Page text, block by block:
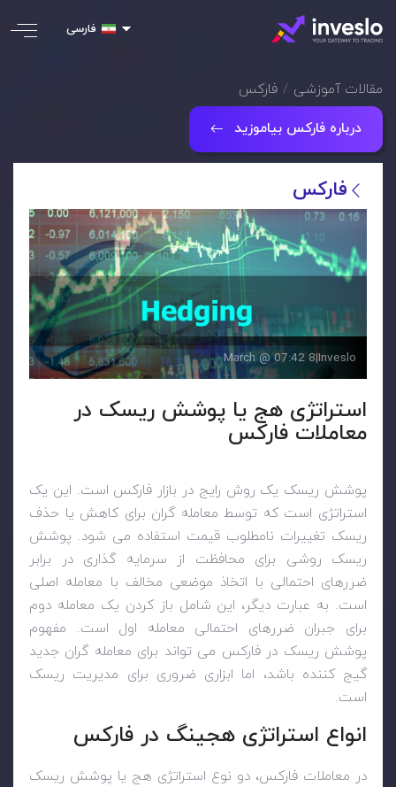
فارسی
مقالات آموزشی فارکس
درباره فارکس بیاموزید
فارکس
Inveslo
|
8 March @ 07:42
استراتژی هج یا پوشش ریسک در
معاملات فارکس
پوشش ریسک یک روش رایج در بازار فارکس است. این یک
استراتژی است که توسط معامله گران برای کاهش یا حذف
ریسک تغییرات نامطلوب قیمت استفاده می شود. پوشش
ریسک روشی برای محافظت از سرمایه گذاری در برابر
ضررهای احتمالی با اتخاذ موضعی مخالف با معامله اصلی
است. به عبارت دیگر، این شامل باز کردن یک معامله دوم
برای جبران ضررهای احتمالی معامله اول است. مفهوم
پوشش ریسک در فارکس می تواند برای معامله گران جدید
گیج کننده باشد، اما ابزاری ضروری برای مدیریت ریسک
است.
انواع استراتژی هجینگ در فارکس
در معاملات فارکس، دو نوع استراتژی هج یا پوشش ریسک